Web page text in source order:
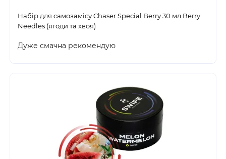
Набір для самозамісу Chaser Special Berry 30 мл Berry
Needles (ягоди та хвоя)
Дуже смачна рекомендую